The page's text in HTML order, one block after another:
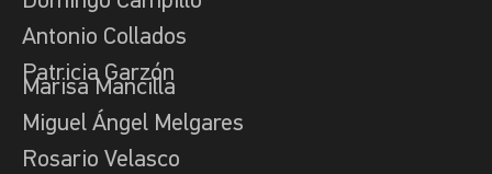
Antonio Collados
Patricia Garzón
Marisa Mancilla
Miguel Ángel Melgares
Rosario Velasco